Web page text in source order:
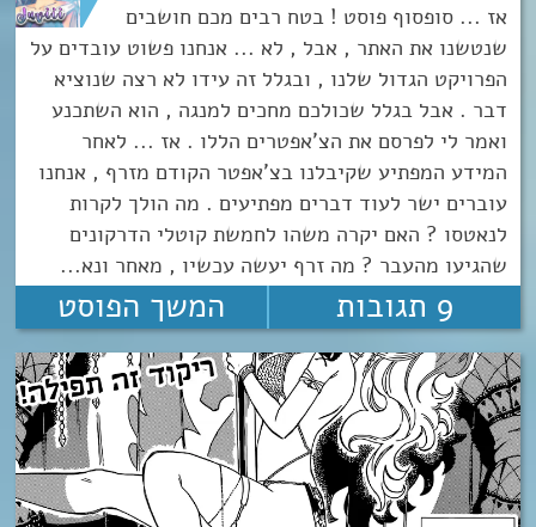
אז ... סופסוף פוסט ! בטח רבים מכם חושבים
שנטשנו את האתר , אבל , לא ... אנחנו פשוט עובדים על
הפרויקט הגדול שלנו , ובגלל זה עידו לא רצה שנוציא
דבר . אבל בגלל שכולכם מחכים למנגה , הוא השתכנע
ואמר לי לפרסם את הצ'אפטרים הללו . אז ... לאחר
המידע המפתיע שקיבלנו בצ'אפטר הקודם מזרף , אנחנו
עוברים ישר לעוד דברים מפתיעים . מה הולך לקרות
לנאטסו ? האם יקרה משהו לחמשת קוטלי הדרקונים
שהגיעו מהעבר ? מה זרף יעשה עכשיו , מאחר ונא...
9 תגובות המשך הפוסט